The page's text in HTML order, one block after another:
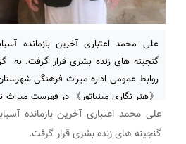
علی محمد اعتباری آخرین بازمانده
گنجینه های زنده بشری قرار گرفت. به
روابط عمومی اداره میراث فرهنگی
《هنر نگاری مینیاتور》 در فهرست
به عنوان حامل میراث فرهنگی در فهرست
علی محمد اعتباری آخرین بازمانده
گنجینه های زنده بشری قرار گرفت.